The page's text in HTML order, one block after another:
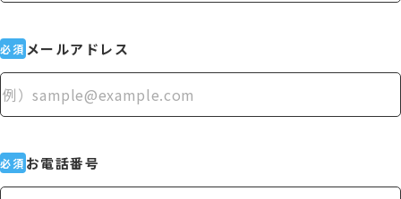
必須 メールアドレス
必須 お電話番号